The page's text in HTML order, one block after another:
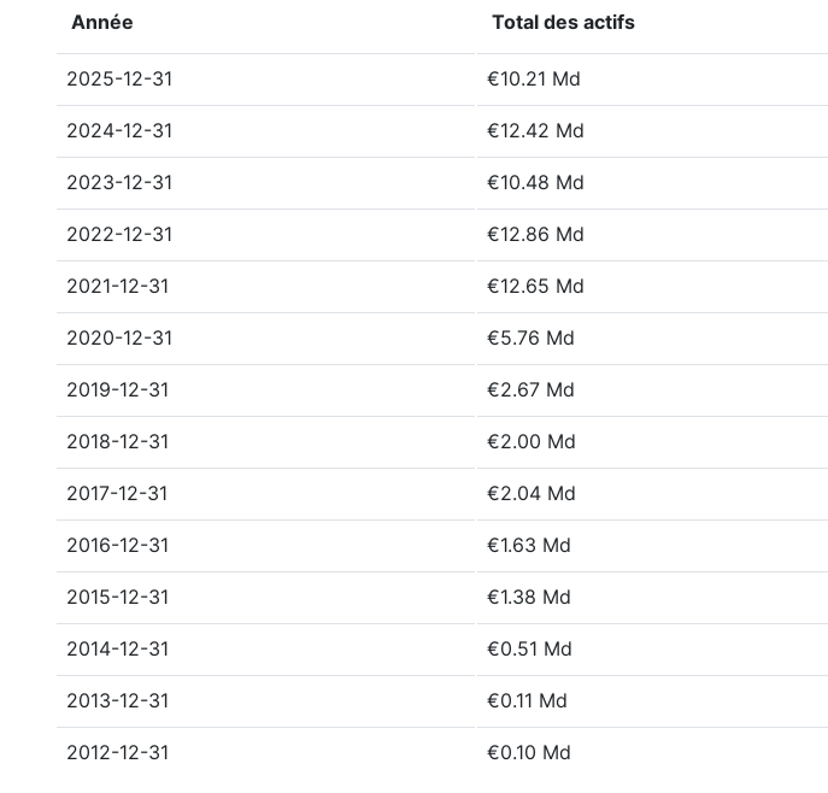
Année Total des actifs
2025-12-31 €10.21 Md
2024-12-31 €12.42 Md
2023-12-31 €10.48 Md
2022-12-31 €12.86 Md
2021-12-31 €12.65 Md
2020-12-31 €5.76 Md
2019-12-31 €2.67 Md
2018-12-31 €2.00 Md
2017-12-31 €2.04 Md
2016-12-31 €1.63 Md
2015-12-31 €1.38 Md
2014-12-31 €0.51 Md
2013-12-31 €0.11 Md
2012-12-31 €0.10 Md